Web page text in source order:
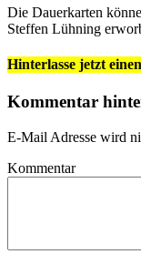
Die Dauerkarten
Steffen Lühning
Hinterlasse jetzt
Kommentar
E-Mail Adresse wird
Kommentar